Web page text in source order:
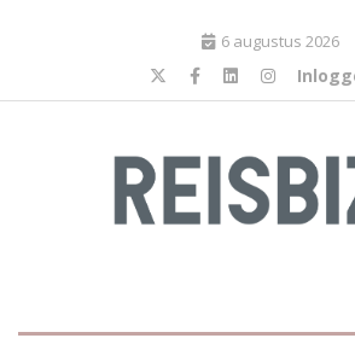
6 augustus 2026